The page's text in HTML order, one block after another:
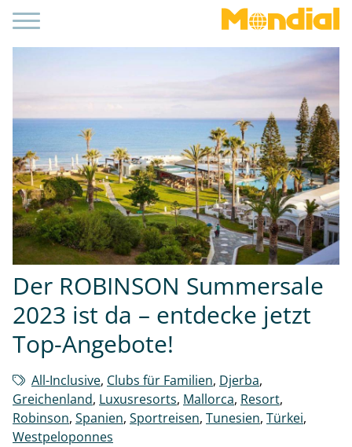
Der ROBINSON Summersale
2023 ist da – entdecke jetzt
Top-Angebote!
All-Inclusive, Clubs für Familien, Djerba,
Greichenland, Luxusresorts, Mallorca, Resort,
Robinson, Spanien, Sportreisen, Tunesien, Türkei,
Westpeloponnes